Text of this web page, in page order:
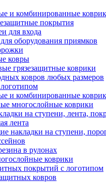
и комбинированные
покрытия
для входа
оборудования приямков
ковры
грязезащитные коврики
ковров любых размеров
и комбинированные
многослойные коврики
на ступени, лента,
лента
накладки на ступени,
в рулонах
коврики
покрытий с логотипом
ковров